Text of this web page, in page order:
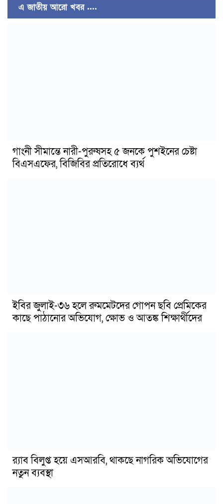
এ জাতীয় আরো খবর ....
গাংনী সীমান্তে নারী-পুরুষসহ ৫ জনকে পুশইনের চেষ্টা
বিএসএফের, বিজিবির প্রতিরোধে ব্যর্থ
ইবির জুলাই-৩৬ হলে রুমমেটদের গোপন ছবি প্রেমিকের
কাছে পাঠানোর অভিযোগ, ক্ষোভ ও আতঙ্ক শিক্ষার্থীদের
র‍্যাব বিলুপ্ত হয়ে এসআরবি, থাকছে নাগরিক অভিযোগের
নতুন ব্যবস্থা